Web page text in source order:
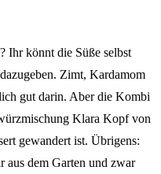
Ihr könnt die Süße selbst
Zimt, Kardamom
gut darin. Aber die Kombi
Klara Kopf von
gewandert ist. Übrigens:
aus dem Garten und zwar